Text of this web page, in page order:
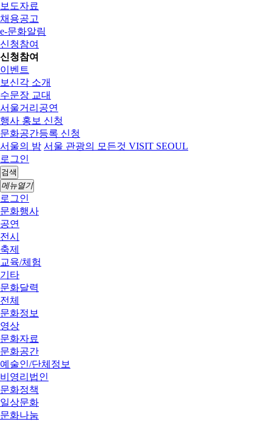
보도자료
채용공고
e-문화알림
신청참여
신청참여
이벤트
보신각 소개
수문장 교대
서울거리공연
행사 홍보 신청
문화공간등록 신청
서울의 밤 서울 관광의 모든것 VISIT SEOUL
로그인
검색
메뉴열기
로그인
문화행사
공연
전시
축제
교육/체험
기타
문화달력
전체
문화정보
영상
문화자료
문화공간
예술인/단체정보
비영리법인
문화정책
일상문화
문화나눔